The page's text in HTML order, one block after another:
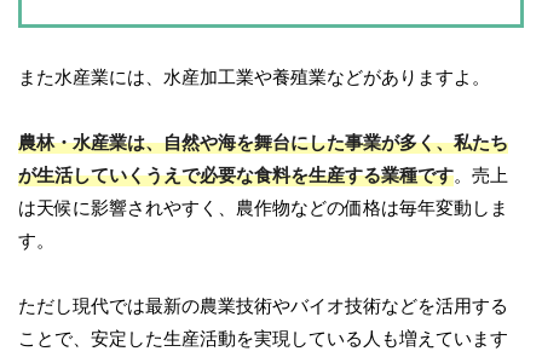
また水産業には、水産加工業や養殖業などがありますよ。
農林・水産業は、自然や海を舞台にした事業が多く、私たち
が生活していくうえで必要な食料を生産する業種です。売上
は天候に影響されやすく、農作物などの価格は毎年変動しま
す。
ただし現代では最新の農業技術やバイオ技術などを活用する
ことで、安定した生産活動を実現している人も増えています